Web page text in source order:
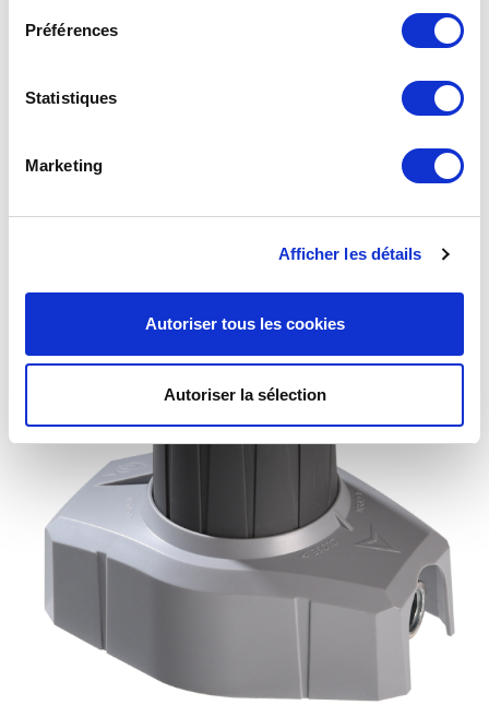
Préférences
Statistiques
Marketing
Afficher les détails
Autoriser tous les cookies
Autoriser la sélection